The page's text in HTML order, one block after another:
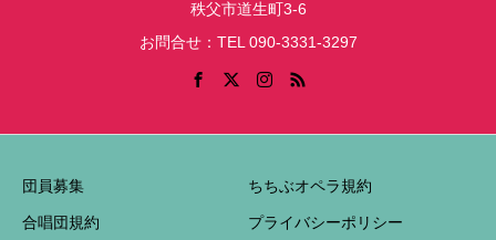
秩父市道生町3-6
お問合せ：TEL 090-3331-3297
団員募集 ちちぶオペラ規約
合唱団規約 プライバシーポリシー